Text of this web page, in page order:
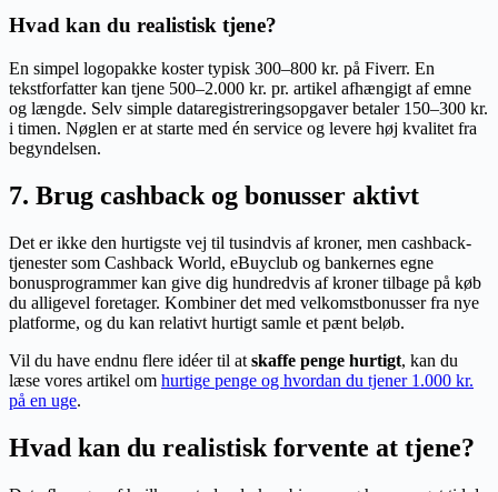
Hvad kan du realistisk tjene?
En simpel logopakke koster typisk 300–800 kr. på Fiverr. En
tekstforfatter kan tjene 500–2.000 kr. pr. artikel afhængigt af emne
og længde. Selv simple dataregistreringsopgaver betaler 150–300 kr.
i timen. Nøglen er at starte med én service og levere høj kvalitet fra
begyndelsen.
7. Brug cashback og bonusser aktivt
Det er ikke den hurtigste vej til tusindvis af kroner, men cashback-
tjenester som Cashback World, eBuyclub og bankernes egne
bonusprogrammer kan give dig hundredvis af kroner tilbage på køb
du alligevel foretager. Kombiner det med velkomstbonusser fra nye
platforme, og du kan relativt hurtigt samle et pænt beløb.
Vil du have endnu flere idéer til at skaffe penge hurtigt, kan du
læse vores artikel om hurtige penge og hvordan du tjener 1.000 kr.
på en uge.
Hvad kan du realistisk forvente at tjene?